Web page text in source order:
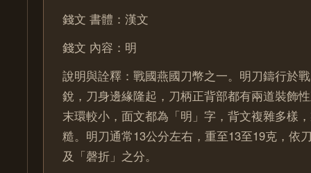
錢文 書體：漢文
錢文 內容：明
說明與詮釋：戰國燕國刀幣之一。明刀鑄行於
銳，刀身邊緣隆起，刀柄正背部都有兩道裝飾
末環較小，面文都為「明」字，背文複雜多樣
糙。明刀通常13公分左右，重至13至19克，依
及「磬折」之分。